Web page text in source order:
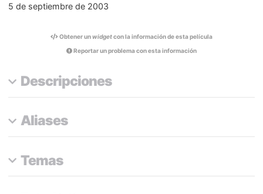
5 de septiembre de 2003
Obtener unwidgetcon la información de esta película
Reportar un problema con esta información
Descripciones
Aliases
Temas